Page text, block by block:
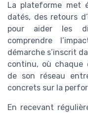
La plateforme met
datés, des retours
pour aider les
comprendre
démarche s’inscrit
continu, où chaque
de son réseau
concrets sur la
En recevant